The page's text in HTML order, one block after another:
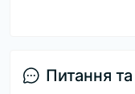
Питання та